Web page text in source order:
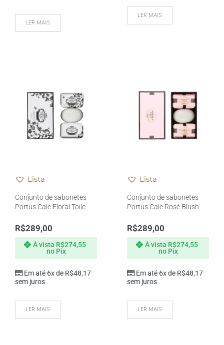
LER MAIS
LER MAIS
Lista
Conjunto de sabonetes
Portus Cale Floral Toile
R$289,00
Em até 6x de R$48,17
sem juros
À vista R$274,55
no Pix
LER MAIS
Lista
Conjunto de sabonetes
Portus Cale Rosé Blush
R$289,00
Em até 6x de R$48,17
sem juros
À vista R$274,55
no Pix
LER MAIS